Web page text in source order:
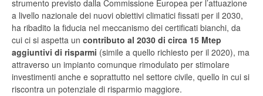
strumento previsto dalla Commissione Europea per l’attuazione
a livello nazionale dei nuovi obiettivi climatici fissati per il 2030,
ha ribadito la fiducia nel meccanismo dei certificati bianchi, da
cui ci si aspetta un contributo al 2030 di circa 15 Mtep
aggiuntivi di risparmi (simile a quello richiesto per il 2020), ma
attraverso un impianto comunque rimodulato per stimolare
investimenti anche e soprattutto nel settore civile, quello in cui si
riscontra un potenziale di risparmio maggiore.